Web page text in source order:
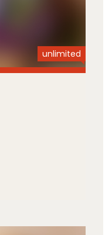
unlimited